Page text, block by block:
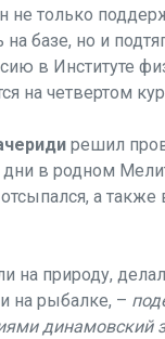
не только
на базе, но и
в Институте
на четвертом
решил
в родном
а также
на природу,
на рыбалке, –
динамовский